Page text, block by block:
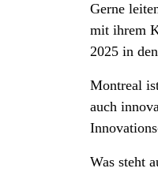
Gerne
mit ihrem
2025 in
Montreal
auch
Was steht